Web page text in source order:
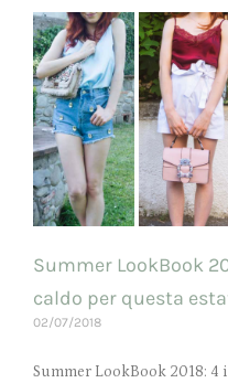
Summer LookBook
caldo per questa
02/07/2018
Summer LookBook 2018: